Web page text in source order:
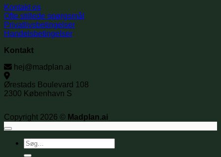
Kontakt os
Ofte stillede spørgsmål
Privatlivsbetingelser
Handelsbetingelser
Kontakt
hej@madplan.ai
Ørestads Boulevard 108
2300 København S
Copyright 2026 © Madplan.ai
Søg
efter: